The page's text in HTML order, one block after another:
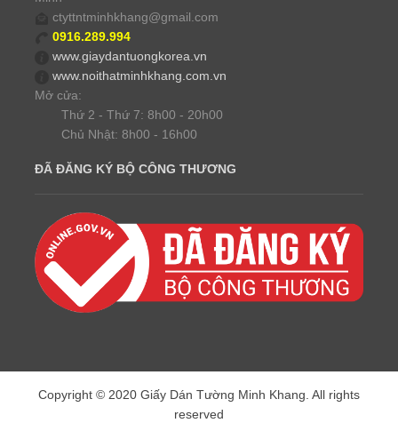
ctyttntminhkhang@gmail.com
0916.289.994
www.giaydantuongkorea.vn
www.noithatminhkhang.com.vn
Mở cửa:
Thứ 2 - Thứ 7: 8h00 - 20h00
Chủ Nhật: 8h00 - 16h00
ĐÃ ĐĂNG KÝ BỘ CÔNG THƯƠNG
Copyright © 2020 Giấy Dán Tường Minh Khang. All rights
reserved